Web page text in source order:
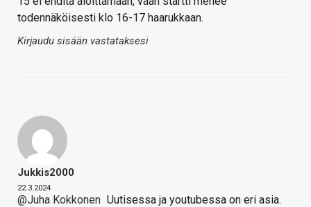
todennäköisesti klo 16-17 haarukkaan.
Kirjaudu sisään vastataksesi
Jukkis2000
22.3.2024
@Juha Kokkonen Uutisessa ja youtubessa on eri asia.